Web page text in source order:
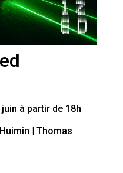
à partir de 18h
| Thomas